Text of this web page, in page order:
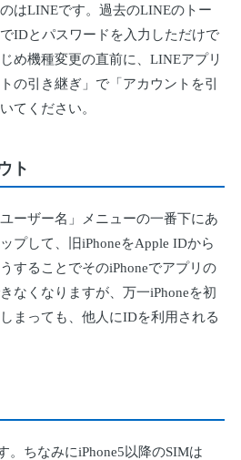
はLINEです。過去のLINEのトー
IDとパスワードを入力しただけで
め機種変更の直前に、LINEアプリ
の引き継ぎ」で「アカウントを引
てください。
ト
ーザー名」メニューの一番下にあ
プして、旧iPhoneをApple IDから
することでそのiPhoneでアプリの
なくなりますが、万一iPhoneを初
まっても、他人にIDを利用される
。ちなみにiPhone5以降のSIMは